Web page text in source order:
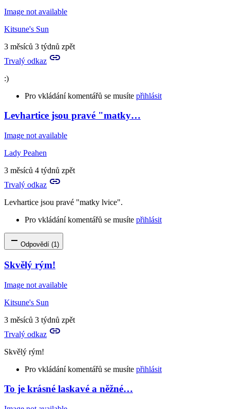
Image not available
Kitsune's Sun
3 měsíců 3 týdnů zpět
Trvalý odkaz
:)
Pro vkládání komentářů se musíte přihlásit
In
reply
to
mňau
by
Killman
Levhartice jsou pravé "matky…
Image not available
Lady Peahen
3 měsíců 4 týdnů zpět
Trvalý odkaz
Levhartice jsou pravé "matky lvice".
Pro vkládání komentářů se musíte přihlásit
Odpovědí (1)
Skvělý rým!
Image not available
Kitsune's Sun
3 měsíců 3 týdnů zpět
Trvalý odkaz
Skvělý rým!
Pro vkládání komentářů se musíte přihlásit
In
reply
To je krásné laskavé a něžné…